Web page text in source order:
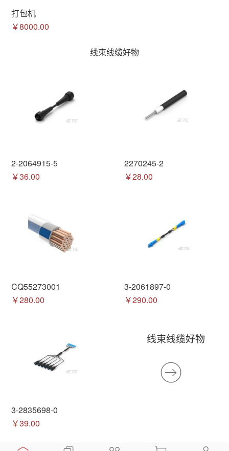
打包机
￥8000.00
线束线缆好物
2-2064915-5
￥36.00
2270245-2
￥28.00
CQ55273001
￥280.00
3-2061897-0
￥290.00
3-2835698-0
￥39.00
线束线缆好物